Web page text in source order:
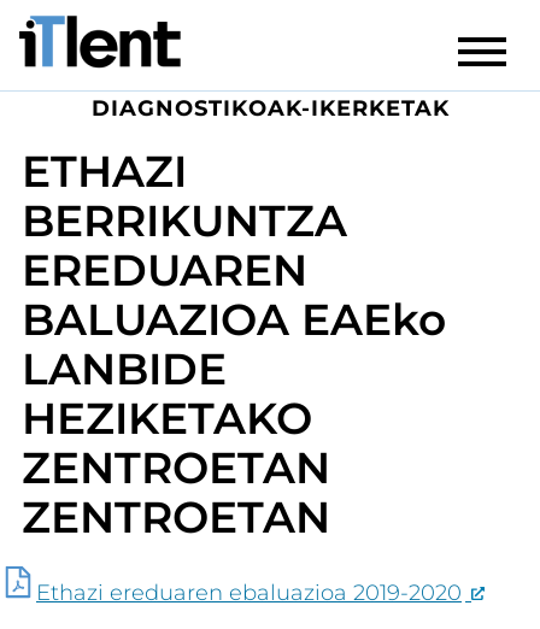
DIAGNOSTIKOAK-IKERKETAK
ETHAZI
BERRIKUNTZA
EREDUAREN
BALUAZIOA EAEko
LANBIDE
HEZIKETAKO
ZENTROETAN
ZENTROETAN
Ethazi ereduaren ebaluazioa 2019-2020